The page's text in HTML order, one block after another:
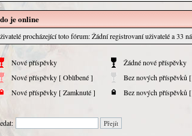
je online
procházející toto fórum: Žádní registrovaní uživatelé a 33
Nové příspěvky Žádné nové příspěvky
Nové příspěvky [ Oblíbené ]
Bez nových příspěvků
Nové příspěvky [ Zamknuté ]
Bez nových příspěvků